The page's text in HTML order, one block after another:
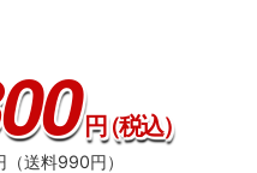
円（税込）
送料990円）